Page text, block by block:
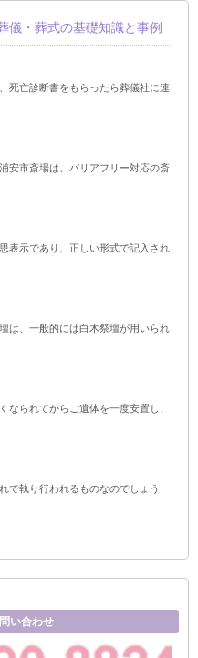
儀・葬式の基礎知識と事例
死亡診断書をもらったら葬儀社に連
安市斎場は、バリアフリー対応の斎
表示であり、正しい形式で記入され
は、一般的には白木祭壇が用いられ
なられてからご遺体を一度安置し、
で執り行われるものなのでしょう
い合わせ